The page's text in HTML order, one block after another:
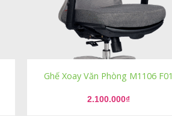
Ghế Xoay Văn Phòng M1106 F01
2.100.000₫